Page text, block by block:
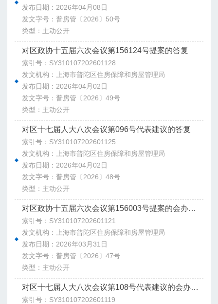
发布日期：2026年04月08日
发文字号：普房管〔2026〕50号
类型：主动公开
对区政协十五届六次会议第156124号提案的答复
索引号：SY310107202601128
发文机构：上海市普陀区住房保障和房屋管理局
发布日期：2026年04月02日
发文字号：普房管〔2026〕49号
类型：主动公开
对区十七届人大八次会议第096号代表建议的答复
索引号：SY310107202601125
发文机构：上海市普陀区住房保障和房屋管理局
发布日期：2026年04月02日
发文字号：普房管〔2026〕48号
类型：主动公开
对区政协十五届六次会议第156003号提案的会办意见
索引号：SY310107202601121
发文机构：上海市普陀区住房保障和房屋管理局
发布日期：2026年03月31日
发文字号：普房管〔2026〕47号
类型：主动公开
对区十七届人大八次会议第108号代表建议的会办意见
索引号：SY310107202601119